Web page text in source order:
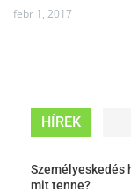
febr 1, 2017
HÍREK
Személyeskedés
mit tenne?